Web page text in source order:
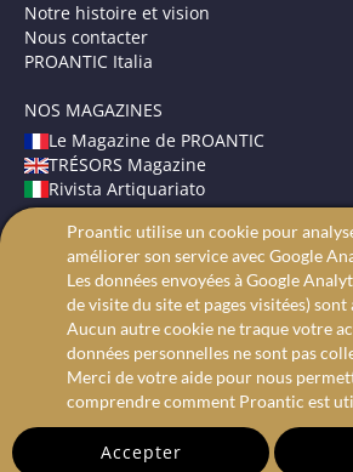
Notre histoire et vision
Nous contacter
PROANTIC Italia
NOS MAGAZINES
Le Magazine de PROANTIC
TRÉSORS Magazine
Rivista Artiquariato
CONDITIONS GÉNÉRALES
Mentions légales
Protection des données
Recherche avancée
Proantic utilise un cookie pour
améliorer son service avec Google
Les données envoyées à Google
de visite du site et pages visitées) sont
Aucun autre cookie ne traque votre
données personnelles ne sont pas
Merci de votre aide pour nous
comprendre comment Proantic est
Accepter